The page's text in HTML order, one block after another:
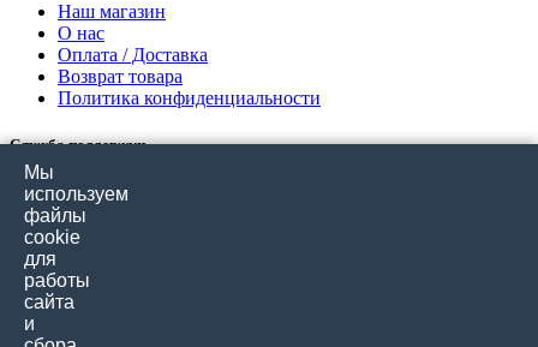
Наш магазин
О нас
Оплата / Доставка
Возврат товара
Политика конфиденциальности
Служба поддержки
Связаться с нами
Отзывы покупателей
Карта сайта
Дополнительно
Мы
используем
файлы
cookie
для
работы
сайта
и